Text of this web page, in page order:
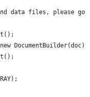
data files, please go
DocumentBuilder(doc);